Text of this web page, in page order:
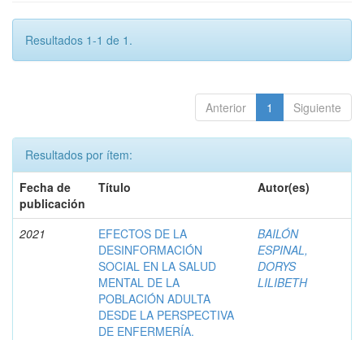
Resultados 1-1 de 1.
Anterior 1 Siguiente
Resultados por ítem:
Fecha de
publicación
Título Autor(es)
2021
EFECTOS DE LA
DESINFORMACIÓN
SOCIAL EN LA SALUD
MENTAL DE LA
POBLACIÓN ADULTA
DESDE LA PERSPECTIVA
DE ENFERMERÍA.
BAILÓN
ESPINAL,
DORYS
LILIBETH